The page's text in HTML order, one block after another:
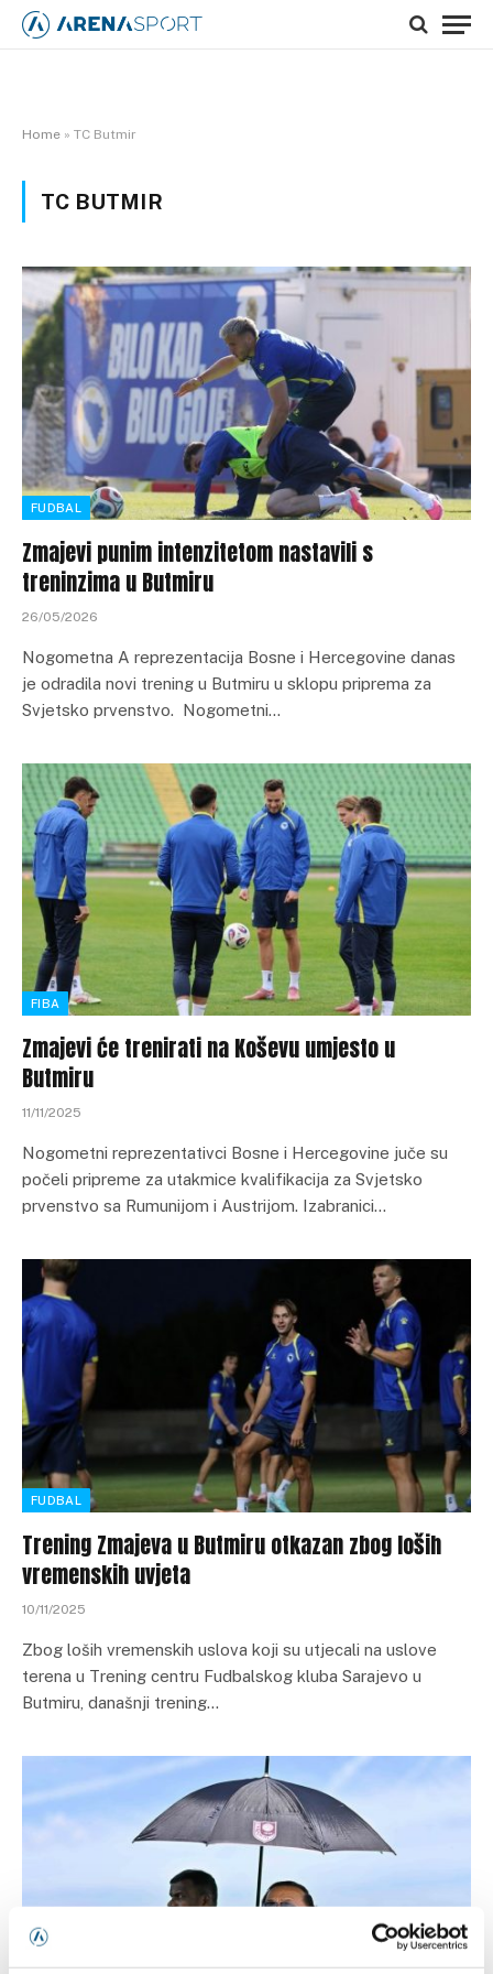
Home » TC Butmir
TC BUTMIR
FUDBAL
Zmajevi punim intenzitetom nastavili s
treninzima u Butmiru
26/05/2026
Nogometna A reprezentacija Bosne i Hercegovine danas
je odradila novi trening u Butmiru u sklopu priprema za
Svjetsko prvenstvo. Nogometni…
FIBA
Zmajevi će trenirati na Koševu umjesto u
Butmiru
11/11/2025
Nogometni reprezentativci Bosne i Hercegovine juče su
počeli pripreme za utakmice kvalifikacija za Svjetsko
prvenstvo sa Rumunijom i Austrijom. Izabranici…
FUDBAL
Trening Zmajeva u Butmiru otkazan zbog loših
vremenskih uvjeta
10/11/2025
Zbog loših vremenskih uslova koji su utjecali na uslove
terena u Trening centru Fudbalskog kluba Sarajevo u
Butmiru, današnji trening…